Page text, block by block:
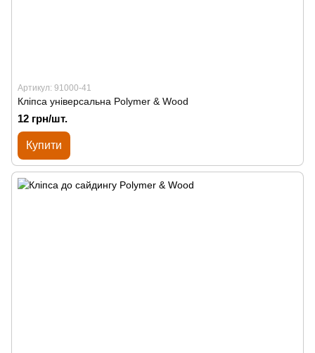
Артикул: 91000-41
Кліпса універсальна Polymer & Wood
12 грн/шт.
Купити